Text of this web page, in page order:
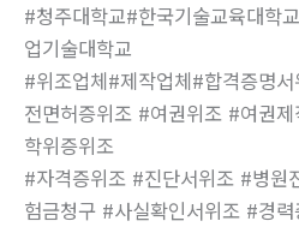
#청주대학교#한국기술교육대학
업기술대학교
#위조업체#제작업체#합격증명
전면허증위조 #여권위조 #여권
학위증위조
#자격증위조 #진단서위조 #병원
험금청구 #사실확인서위조 #경